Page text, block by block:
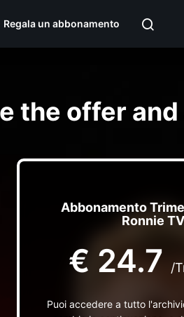
Regala un abbonamento
the offer
Abbonamento
Ronnie TV
€ 24.7 /
Puoi accedere a tutto